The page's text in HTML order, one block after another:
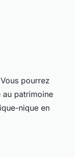
pourrez
au patrimoine
nique en